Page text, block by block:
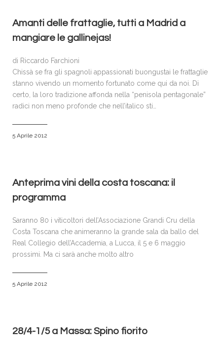
Amanti delle frattaglie, tutti a Madrid a
mangiare le gallinejas!
di Riccardo Farchioni
Chissà se fra gli spagnoli appassionati buongustai le frattaglie
stanno vivendo un momento fortunato come qui da noi. Di
certo, la loro tradizione affonda nella “penisola pentagonale”
radici non meno profonde che nell’italico sti…
5 Aprile 2012
Anteprima vini della costa toscana: il
programma
Saranno 80 i viticoltori dell’Associazione Grandi Cru della
Costa Toscana che animeranno la grande sala da ballo del
Real Collegio dell’Accademia, a Lucca, il 5 e 6 maggio
prossimi. Ma ci sarà anche molto altro
5 Aprile 2012
28/4-1/5 a Massa: Spino fiorito